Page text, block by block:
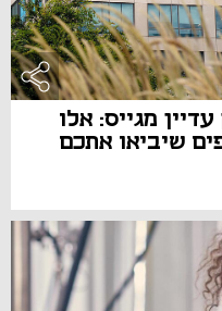
מגייס: אלו
שיביאו אתכם